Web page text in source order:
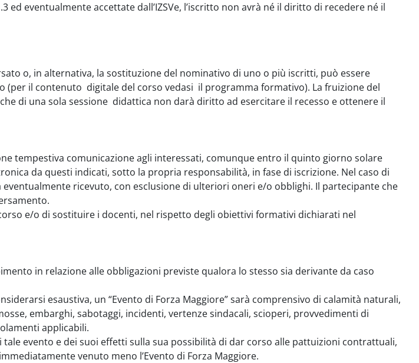
eventualmente accettate dall’IZSVe, l’iscritto non avrà né il diritto di recedere né il
o, in alternativa, la sostituzione del nominativo di uno o più iscritti, può essere
il contenuto digitale del corso vedasi il programma formativo). La fruizione del
di una sola sessione didattica non darà diritto ad esercitare il recesso e ottenere il
tempestiva comunicazione agli interessati, comunque entro il quinto giorno solare
da questi indicati, sotto la propria responsabilità, in fase di iscrizione. Nel caso di
ricevuto, con esclusione di ulteriori oneri e/o obblighi. Il partecipante che
e/o di sostituire i docenti, nel rispetto degli obiettivi formativi dichiarati nel
in relazione alle obbligazioni previste qualora lo stesso sia derivante da caso
esaustiva, un “Evento di Forza Maggiore” sarà comprensivo di calamità naturali,
embarghi, sabotaggi, incidenti, vertenze sindacali, scioperi, provvedimenti di
applicabili.
tale evento e dei suoi effetti sulla sua possibilità di dar corso alle pattuizioni contrattuali,
venuto meno l’Evento di Forza Maggiore.